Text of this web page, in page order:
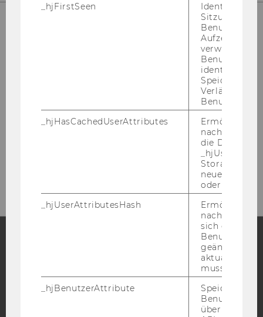
Gebäude LC - Bibliothekszentrum - Ebene
Blog
Bluesky
_hjFirstSeen
Identifiziert
Sitzung eines
Benutzers.
verwendet,
identifizieren.
Verlängert
_hjHasCachedUserAttributes
Ermöglicht
die Daten in
Storage auf
neuesten
oder nicht.
_hjUserAttributesHash
Ermöglicht
sich ein
geändert hat
aktualisiert
muss.
_hjBenutzerAttribute
Speichert
über die